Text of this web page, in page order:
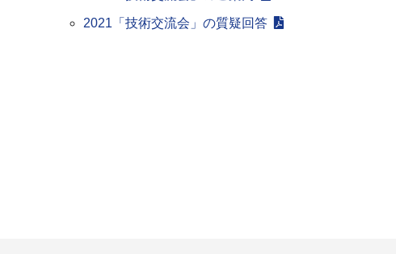
2021「技術交流会」の質疑回答